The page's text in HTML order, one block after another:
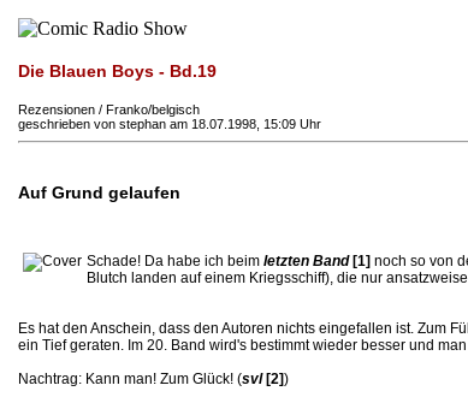
Die Blauen Boys - Bd.19
Rezensionen / Franko/belgisch
geschrieben von stephan am 18.07.1998, 15:09 Uhr
Auf Grund gelaufen
Schade! Da habe ich beim letzten Band[1] noch so von
Blutch landen auf einem Kriegsschiff), die nur
Es hat den Anschein, dass den Autoren nichts eingefallen ist. Zum
ein Tief geraten. Im 20. Band wird's bestimmt wieder besser und
Nachtrag: Kann man! Zum Glück! (svl[2])